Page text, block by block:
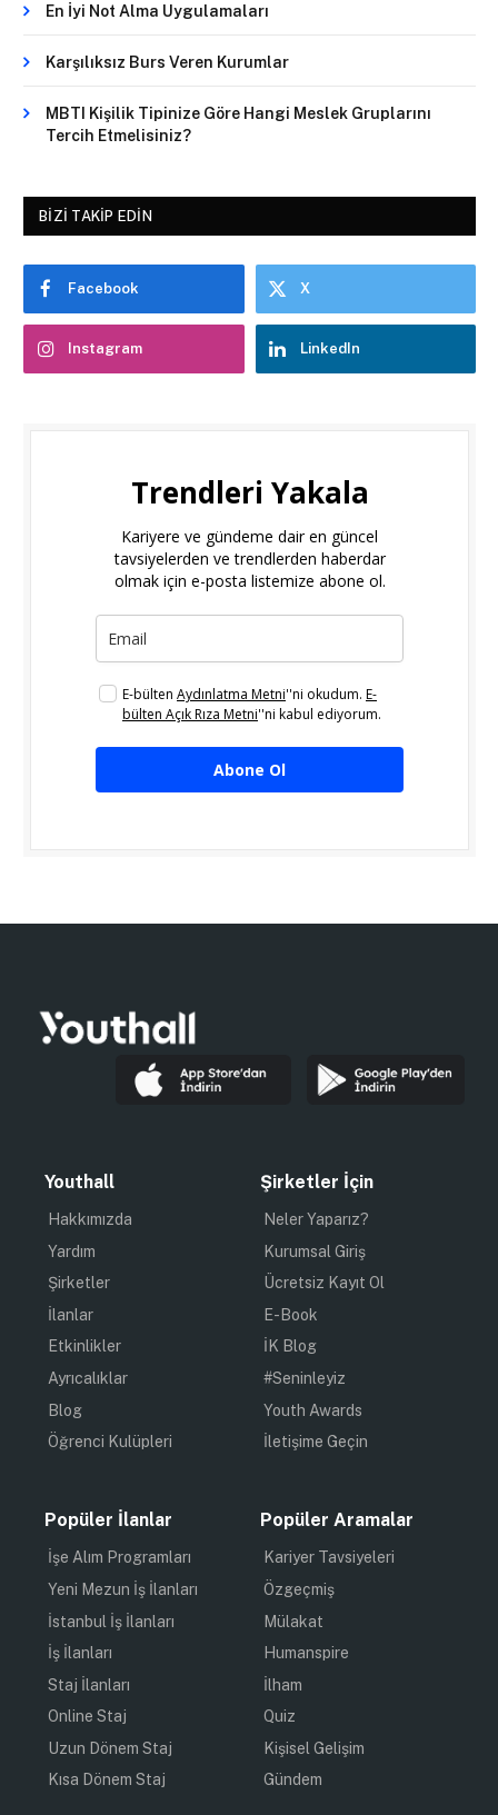
En İyi Not Alma Uygulamaları
Karşılıksız Burs Veren Kurumlar
MBTI Kişilik Tipinize Göre Hangi Meslek Gruplarını
Tercih Etmelisiniz?
BIZI TAKIP EDIN
Facebook X
Instagram LinkedIn
Trendleri Yakala
Kariyere ve gündeme dair en güncel
tavsiyelerden ve trendlerden haberdar
olmak için e-posta listemize abone ol.
E-bülten Aydınlatma Metni''ni okudum. E-
bülten Açık Rıza Metni''ni kabul ediyorum.
Abone Ol
Youthall
Hakkımızda
Yardım
Şirketler
İlanlar
Etkinlikler
Ayrıcalıklar
Blog
Öğrenci Kulüpleri
Şirketler İçin
Neler Yaparız?
Kurumsal Giriş
Ücretsiz Kayıt Ol
E-Book
İK Blog
#Seninleyiz
Youth Awards
İletişime Geçin
Popüler İlanlar
İşe Alım Programları
Yeni Mezun İş İlanları
İstanbul İş İlanları
İş İlanları
Staj İlanları
Online Staj
Uzun Dönem Staj
Kısa Dönem Staj
Popüler Aramalar
Kariyer Tavsiyeleri
Özgeçmiş
Mülakat
Humanspire
İlham
Quiz
Kişisel Gelişim
Gündem